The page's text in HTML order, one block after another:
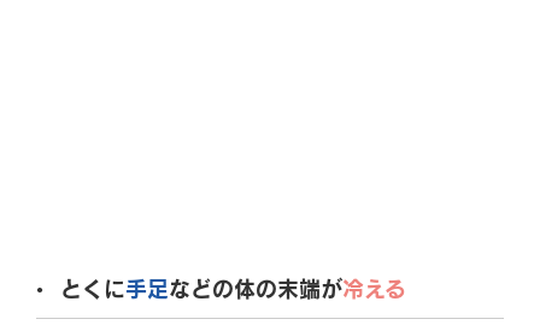
とくに手足などの体の末端が冷える